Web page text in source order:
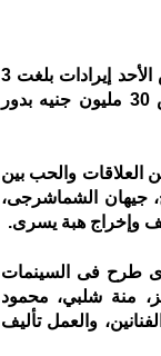
بطولة النجمين منه شلبى وأحمد داود أمس الأحد إيرادات بلغت 3
ملايين و82 ألفًا، ليصل إجمالي ما حققه الفيلم خلال 11 أيام عرض 30 مليون جنيه بدور
والحب بين
جيهان الشماشرجى،
وإخراج هبة يسرى.
طرح فى السينمات
العزيز، منة شلبي، محمود
والعمل تأليف